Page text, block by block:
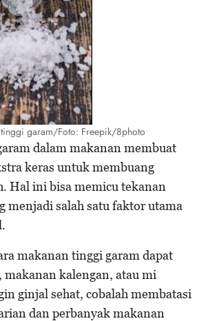
tinggi garam/Foto: Freepik/8photo
dalam makanan membuat
keras untuk membuang
Hal ini bisa memicu tekanan
menjadi salah satu faktor utama
makanan tinggi garam dapat
kalengan, atau mi
ginjal sehat, cobalah membatasi
dan perbanyak makanan